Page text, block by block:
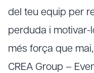
del teu equip per
perduda i motivar-
més força que
CREA Group –